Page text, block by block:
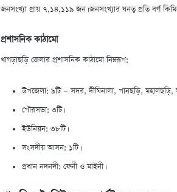
জনসংখ্যা প্রায় ৭,১৪,১১৯ জন। জনসংখ্যার ঘনত্ব প্রতি বর্গ
প্রশাসনিক কাঠামো
খাগড়াছড়ি জেলার প্রশাসনিক কাঠামো নিম্নরূপ:
উপজেলা: ৯টি — সদর, দীঘিনালা, পানছড়ি, মহালছড়ি,
পৌরসভা: ৩টি।
ইউনিয়ন: ৩৮টি।
সংসদীয় আসন: ১টি।
প্রধান নদনদী: ফেনী ও মাইনী।